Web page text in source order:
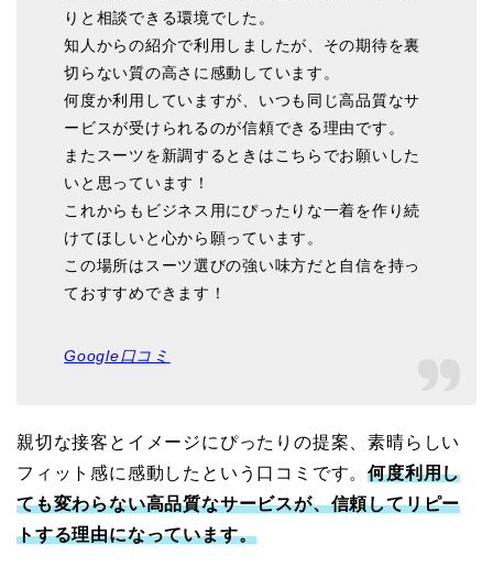
りと相談できる環境でした。
知人からの紹介で利用しましたが、その期待を裏
切らない質の高さに感動しています。
何度か利用していますが、いつも同じ高品質なサ
ービスが受けられるのが信頼できる理由です。
またスーツを新調するときはこちらでお願いした
いと思っています！
これからもビジネス用にぴったりな一着を作り続
けてほしいと心から願っています。
この場所はスーツ選びの強い味方だと自信を持っ
ておすすめできます！
Google口コミ
親切な接客とイメージにぴったりの提案、素晴らしい
フィット感に感動したという口コミです。何度利用し
ても変わらない高品質なサービスが、信頼してリピー
トする理由になっています。